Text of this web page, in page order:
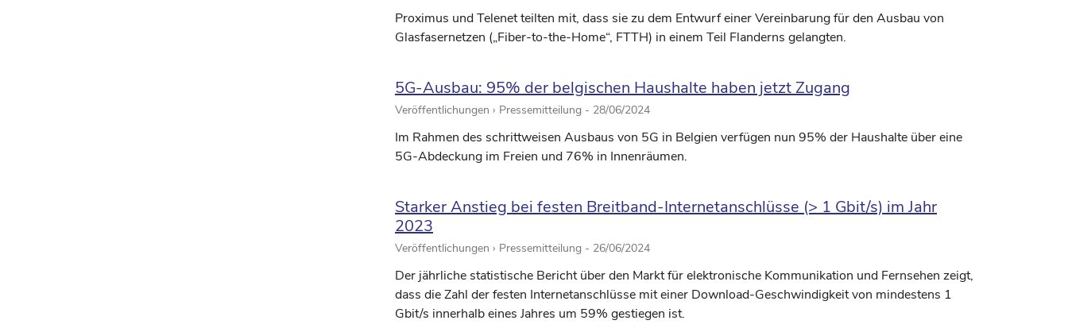
Proximus und Telenet teilten mit, dass sie zu dem Entwurf einer Vereinbarung für den Ausbau von
Glasfasernetzen („Fiber-to-the-Home“, FTTH) in einem Teil Flanderns gelangten.
5G-Ausbau: 95% der belgischen Haushalte haben jetzt Zugang
Veröffentlichungen › Pressemitteilung - 28/06/2024
Im Rahmen des schrittweisen Ausbaus von 5G in Belgien verfügen nun 95% der Haushalte über eine
5G-Abdeckung im Freien und 76% in Innenräumen.
Starker Anstieg bei festen Breitband-Internetanschlüsse (> 1 Gbit/s) im Jahr
2023
Veröffentlichungen › Pressemitteilung - 26/06/2024
Der jährliche statistische Bericht über den Markt für elektronische Kommunikation und Fernsehen zeigt,
dass die Zahl der festen Internetanschlüsse mit einer Download-Geschwindigkeit von mindestens 1
Gbit/s innerhalb eines Jahres um 59% gestiegen ist.